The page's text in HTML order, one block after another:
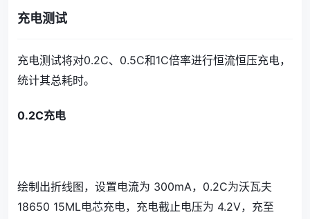
充电测试
充电测试将对0.2C、0.5C和1C倍率进行恒流恒压充电，
统计其总耗时。
0.2C充电
绘制出折线图，设置电流为 300mA，0.2C为沃瓦夫
18650 15ML电芯充电，充电截止电压为 4.2V，充至